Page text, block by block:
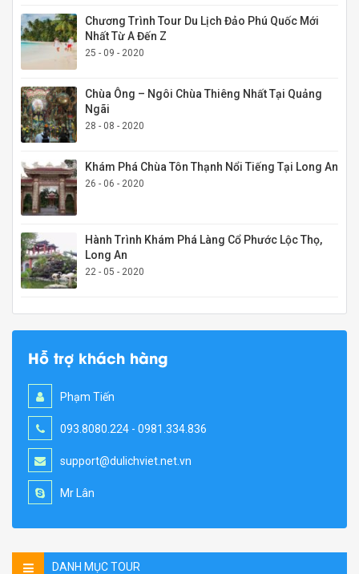
Chương Trình Tour Du Lịch Đảo Phú Quốc Mới
Nhất Từ A Đến Z
25 - 09 - 2020
Chùa Ông – Ngôi Chùa Thiêng Nhất Tại Quảng
Ngãi
28 - 08 - 2020
Khám Phá Chùa Tôn Thạnh Nổi Tiếng Tại Long An
26 - 06 - 2020
Hành Trình Khám Phá Làng Cổ Phước Lộc Thọ,
Long An
22 - 05 - 2020
Hỗ trợ khách hàng
Phạm Tiến
093.8080.224 - 0981.334.836
support@dulichviet.net.vn
Mr Lân
DANH MỤC TOUR